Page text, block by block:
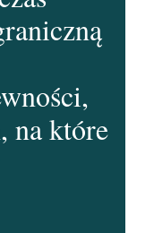
na które